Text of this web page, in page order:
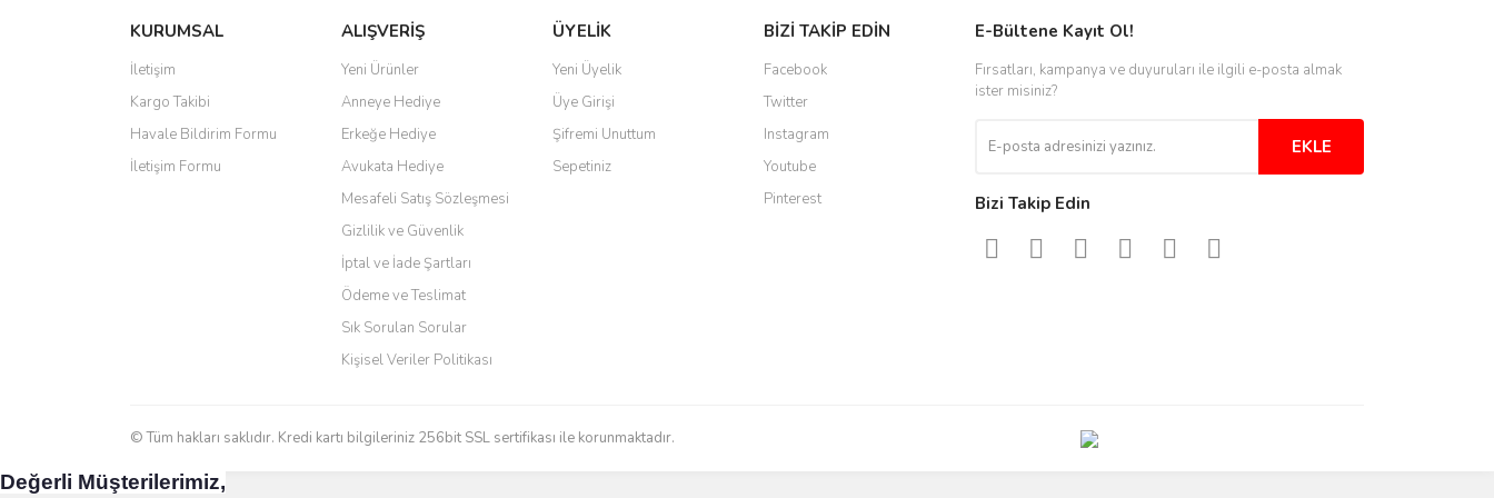
Ürün resmi kalitesiz, bozuk veya görüntülenemiyor.
Ürün açıklamasında eksik bilgiler bulunuyor.
Ürün bilgilerinde hatalar bulunuyor.
Ürün fiyatı diğer sitelerden daha pahalı.
Bu ürüne benzer farklı alternatifler olmalı.
hiç zorlanmadım. Uzun zamandır internet alışverişinde yaşadığım en iyi deneyimdi. Herkese
Ö... Ç... | 13/04/2026
Yani site de kaybolmuyorsunuz. Özenle hazırlanmış çok düzenli bir site. Teşekkürler.
Aytaç Hacıalioğlu | 01/01/2026
E... S... | 12/12/2025
Site guzel çalışıyor irtibat lara anında cevap veriyorlar işlerini düzgün yapıyorlar
KURUMSAL
İletişim
Kargo Takibi
Havale Bildirim Formu
İletişim Formu
ALIŞVERİŞ
Yeni Ürünler
Anneye Hediye
Erkeğe Hediye
Avukata Hediye
Mesafeli Satış Sözleşmesi
Gizlilik ve Güvenlik
İptal ve İade Şartları
Ödeme ve Teslimat
Sık Sorulan Sorular
Kişisel Veriler Politikası
ÜYELİK
Yeni Üyelik
Üye Girişi
Şifremi Unuttum
Sepetiniz
BİZİ TAKİP EDİN
Facebook
Twitter
Instagram
Youtube
Pinterest
E-Bültene Kayıt Ol!
Fırsatları, kampanya ve duyuruları ile ilgili e-posta almak
ister misiniz?
EKLE
Bizi Takip Edin
© Tüm hakları saklıdır. Kredi kartı bilgileriniz 256bit SSL sertifikası ile korunmaktadır.
Değerli Müşterilerimiz,